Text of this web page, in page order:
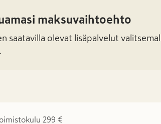
maksuvaihtoehto
saatavilla olevat lisäpalvelut
299 €